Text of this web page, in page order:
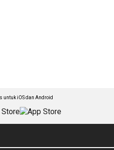
untuk iOS dan Android